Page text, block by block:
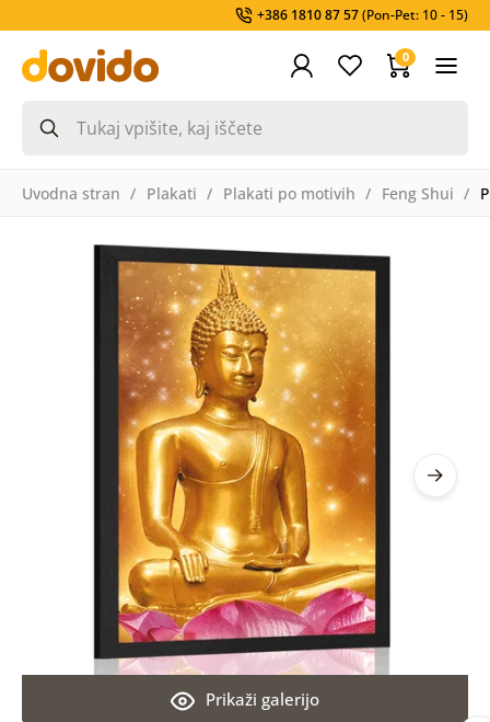
+386 1810 87 57(Pon-Pet: 10 - 15)
0
Uvodna stran Plakati Plakati po motivih Feng Shui
Prikaži galerijo